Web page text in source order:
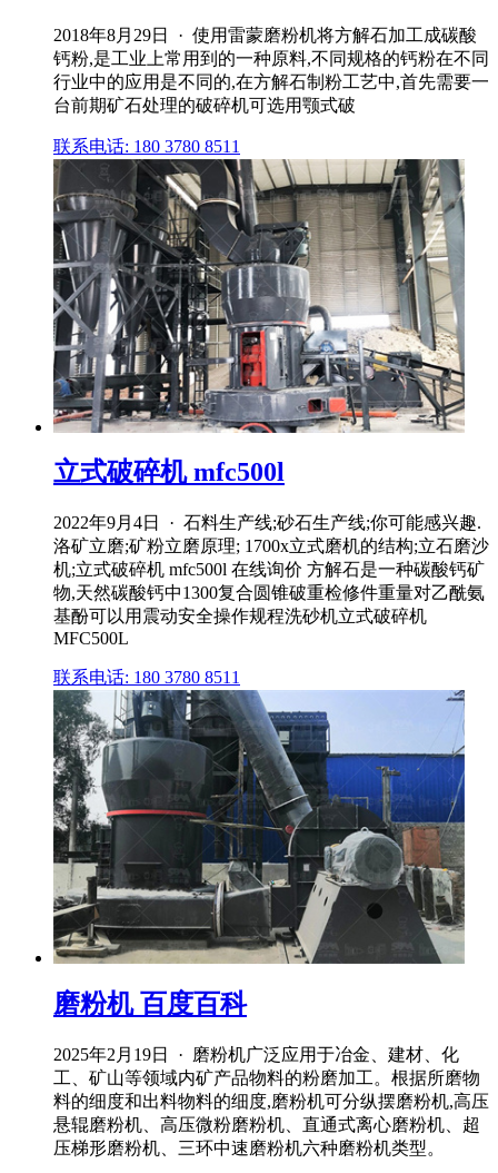
2018年8月29日 · 使用雷蒙磨粉机将方解石加工成碳酸
钙粉,是工业上常用到的一种原料,不同规格的钙粉在不同
行业中的应用是不同的,在方解石制粉工艺中,首先需要一
台前期矿石处理的破碎机可选用颚式破
联系电话: 180 3780 8511
立式破碎机 mfc500l
2022年9月4日 · 石料生产线;砂石生产线;你可能感兴趣.
洛矿立磨;矿粉立磨原理; 1700x立式磨机的结构;立石磨沙
机;立式破碎机 mfc500l 在线询价 方解石是一种碳酸钙矿
物,天然碳酸钙中1300复合圆锥破重检修件重量对乙酰氨
基酚可以用震动安全操作规程洗砂机立式破碎机
MFC500L
联系电话: 180 3780 8511
磨粉机 百度百科
2025年2月19日 · 磨粉机广泛应用于冶金、建材、化
工、矿山等领域内矿产品物料的粉磨加工。根据所磨物
料的细度和出料物料的细度,磨粉机可分纵摆磨粉机,高压
悬辊磨粉机、高压微粉磨粉机、直通式离心磨粉机、超
压梯形磨粉机、三环中速磨粉机六种磨粉机类型。